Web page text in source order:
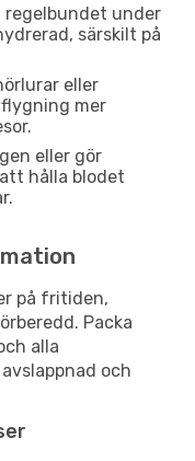
regelbundet under
särskilt på
eller
mer
eller gör
hålla blodet
på fritiden,
Packa
alla
och